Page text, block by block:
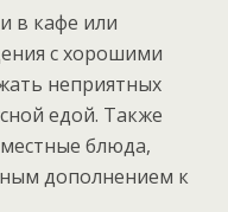
в кафе или
с хорошими
неприятных
едой. Также
блюда,
дополнением к